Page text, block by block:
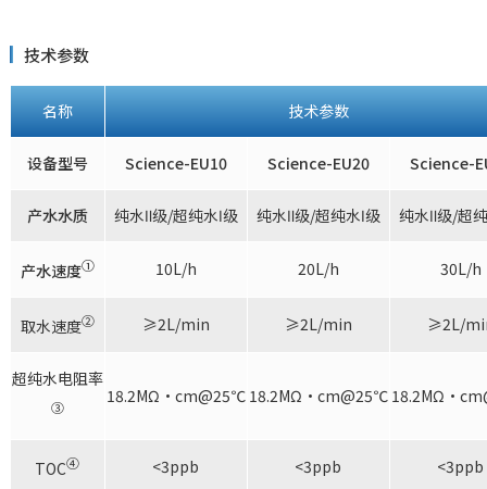
技术参数
名称 技术参数
设备型号 Science-EU10 Science-EU20 Science-
产水水质 纯水Ⅱ级/超纯水Ⅰ级 纯水Ⅱ级/超纯水Ⅰ级 纯水Ⅱ级/超
产水速度① 10L/h 20L/h 30L/h
取水速度② ≥2L/min ≥2L/min ≥2L/
超纯水电阻率
③
18.2MΩ·cm@25℃ 18.2MΩ·cm@25℃
TOC④ <3ppb <3ppb <3ppb